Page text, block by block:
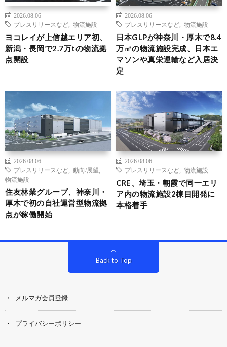
2026.08.06
プレスリリースなど
物流施設
ヨコレイが上信越エリア初、
新潟・長岡で2.7万tの物流拠
点開設
2026.08.06
プレスリリースなど
物流施設
日本GLPが神奈川・厚木で8.4
万㎡の物流施設完成、日本エ
マソンや真栄運輸など入居決
定
2026.08.06
プレスリリースなど
動向/展望
物流施設
住友林業グループ、神奈川・
厚木で初の自社運営型物流拠
点が稼働開始
2026.08.06
プレスリリースなど
物流施設
CRE、埼玉・朝霞で同一エリ
ア内の物流施設2棟目開発に
本格着手
Back to Top
メルマガ会員登録
プライバシーポリシー